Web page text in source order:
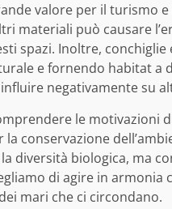
valore per il turismo
materiali può causare
spazi. Inoltre,
e fornendo habitat
negativamente su
le motivazioni
la conservazione
diversità biologica, ma
di agire in
mari che ci circondano.